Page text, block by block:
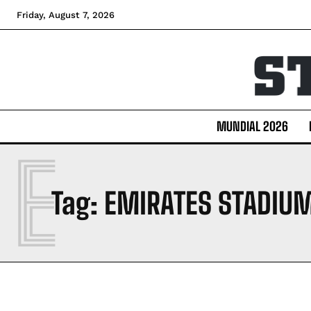
Friday, August 7, 2026
MUNDIAL 2026
Tag: EMIRATES
E